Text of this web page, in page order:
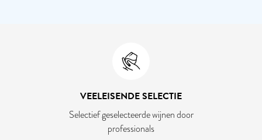
VEELEISENDE SELECTIE
Selectief geselecteerde wijnen door
professionals